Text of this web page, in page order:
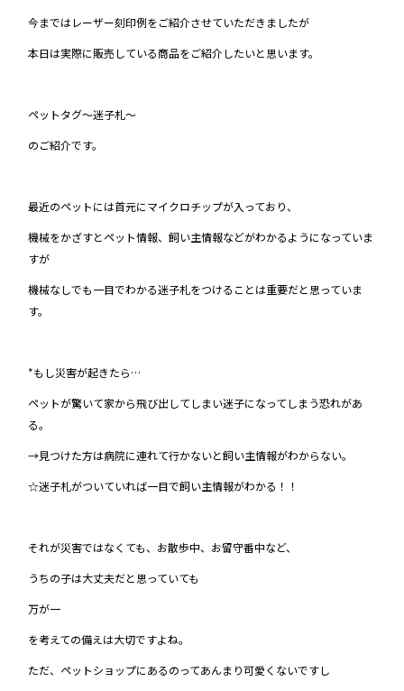
今まではレーザー刻印例をご紹介させていただきましたが
本日は実際に販売している商品をご紹介したいと思います。
ペットタグ～迷子札～
のご紹介です。
最近のペットには首元にマイクロチップが入っており、
機械をかざすとペット情報、飼い主情報などがわかるようになっていま
すが
機械なしでも一目でわかる迷子札をつけることは重要だと思っていま
す。
*もし災害が起きたら…
ペットが驚いて家から飛び出してしまい迷子になってしまう恐れがあ
る。
→見つけた方は病院に連れて行かないと飼い主情報がわからない。
☆迷子札がついていれば一目で飼い主情報がわかる！！
それが災害ではなくても、お散歩中、お留守番中など、
うちの子は大丈夫だと思っていても
万が一
を考えての備えは大切ですよね。
ただ、ペットショップにあるのってあんまり可愛くないですし